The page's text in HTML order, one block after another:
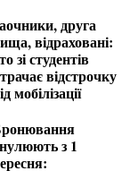
друга
відраховані:
зі студентів
відстрочку
мобілізації
з 1